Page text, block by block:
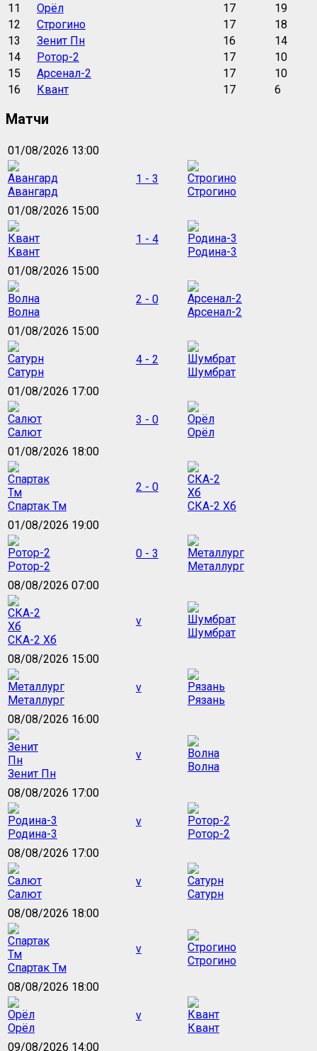
11
Орёл 17
19
12
Строгино 17
18
13
Зенит Пн 16
14
14
Ротор-2 17
10
15
Арсенал-2 17
10
16
Квант 17 6
Матчи
01/08/2026 13:00
Авангард
1 - 3
Строгино
01/08/2026 15:00
Квант
1 - 4
Родина-3
01/08/2026 15:00
Волна
2 - 0
Арсенал-2
01/08/2026 15:00
Сатурн
4 - 2
Шумбрат
01/08/2026 17:00
Салют
3 - 0
Орёл
01/08/2026 18:00
Спартак Тм
2 - 0
СКА-2 Хб
01/08/2026 19:00
Ротор-2
0 - 3
Металлург
08/08/2026 07:00
СКА-2 Хб
v
Шумбрат
08/08/2026 15:00
Металлург
v
Рязань
08/08/2026 16:00
Зенит Пн
v
Волна
08/08/2026 17:00
Родина-3
v
Ротор-2
08/08/2026 17:00
Салют
v
Сатурн
08/08/2026 18:00
Спартак Тм
v
Строгино
08/08/2026 18:00
Орёл
v
Квант
09/08/2026 14:00